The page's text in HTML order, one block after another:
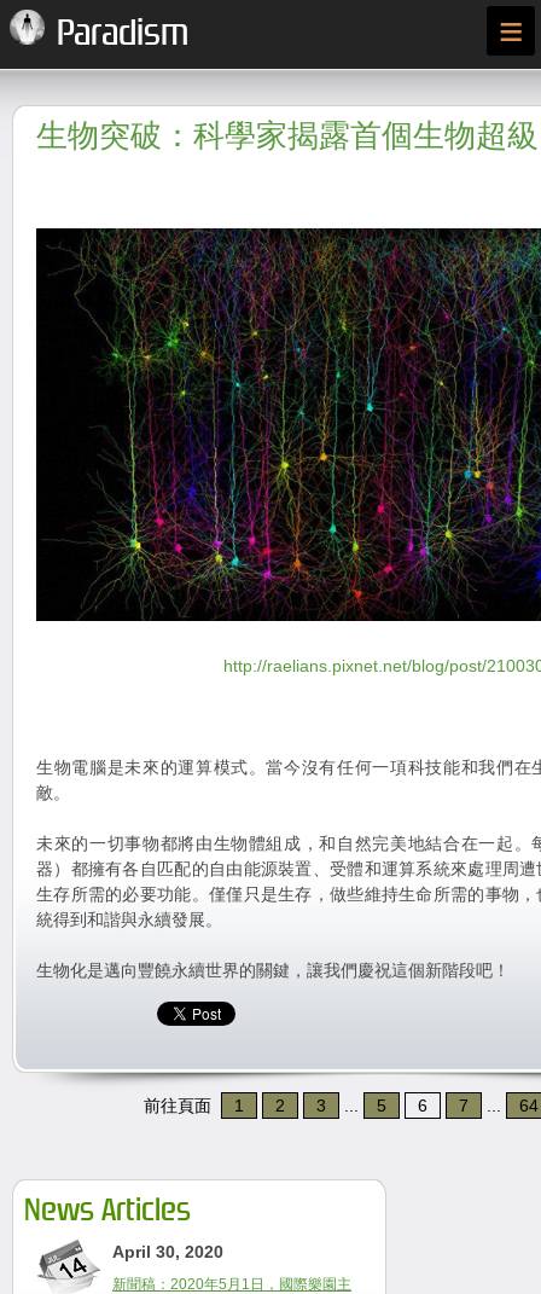
Paradism ≡
生物突破：科學家揭露首個生物超
http://raelians.pixnet.net/blog/post/
生物電腦是未來的運算模式。當今沒有任何一項科技能和我們在
敵。
未來的一切事物都將由生物體組成，和自然完美地結合在一起。
器）都擁有各自匹配的自由能源裝置、受體和運算系統來處理周
生存所需的必要功能。僅僅只是生存，做些維持生命所需的事物
統得到和諧與永續發展。
生物化是邁向豐饒永續世界的關鍵，讓我們慶祝這個新階段吧！
前往頁面 1 2 3 5 6 7 64
News Articles
April 30, 2020
新聞稿：2020年5月1日，國際樂園主